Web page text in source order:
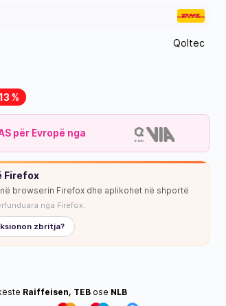
KA STOK
Qoltec
%
për Evropë nga
Firefox
browserin Firefox dhe aplikohet në shportë
nga Firefox.
zbritja?
Raiffeisen, TEB ose NLB